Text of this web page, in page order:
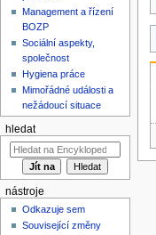
Management a řízení
BOZP
Sociální aspekty,
společnost
Hygiena práce
Mimořádné události a
nežádoucí situace
hledat
nástroje
Odkazuje sem
Související změny